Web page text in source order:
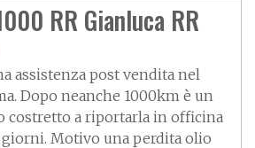
RR Gianluca RR
assistenza post vendita nel
Dopo neanche 1000km è un
costretto a riportarla in officina
Motivo una perdita olio